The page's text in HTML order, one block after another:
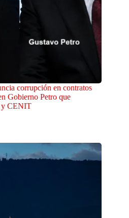
corrupción en contratos
Gobierno Petro que
y CENIT